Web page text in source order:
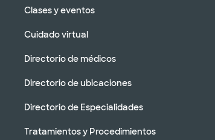
Clases y eventos
Cuidado virtual
Directorio de médicos
Directorio de ubicaciones
Directorio de Especialidades
Tratamientos y Procedimientos